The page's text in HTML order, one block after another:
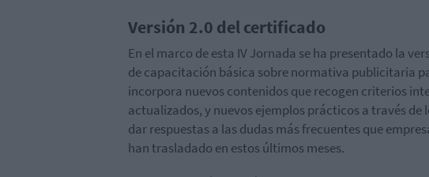
Versión 2.0 del certificado
En el marco de esta IV Jornada se ha presentado la
de capacitación básica sobre normativa publicitaria
incorpora nuevos contenidos que recogen criterios
actualizados, y nuevos ejemplos prácticos a través de
dar respuestas a las dudas más frecuentes que
han trasladado en estos últimos meses.